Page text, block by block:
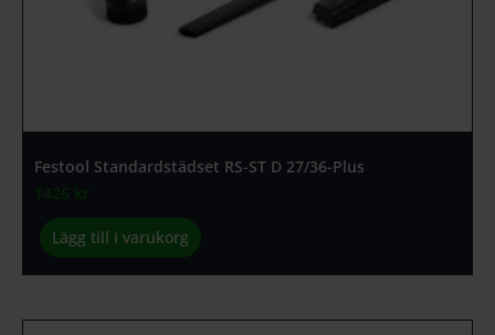
Festool Standardstädset RS-ST D 27/36-Plus
1426 kr
Lägg till i varukorg